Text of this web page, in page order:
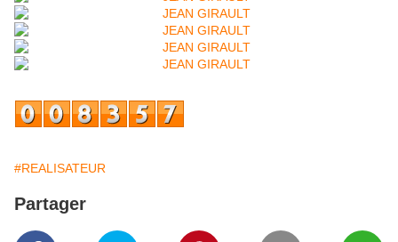
#REALISATEUR
Partager